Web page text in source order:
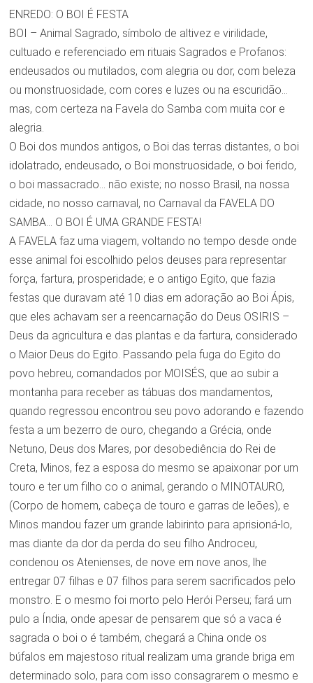
ENREDO: O BOI É FESTA
BOI – Animal Sagrado, símbolo de altivez e virilidade,
cultuado e referenciado em rituais Sagrados e Profanos:
endeusados ou mutilados, com alegria ou dor, com beleza
ou monstruosidade, com cores e luzes ou na escuridão…
mas, com certeza na Favela do Samba com muita cor e
alegria.
O Boi dos mundos antigos, o Boi das terras distantes, o boi
idolatrado, endeusado, o Boi monstruosidade, o boi ferido,
o boi massacrado… não existe; no nosso Brasil, na nossa
cidade, no nosso carnaval, no Carnaval da FAVELA DO
SAMBA… O BOI É UMA GRANDE FESTA!
A FAVELA faz uma viagem, voltando no tempo desde onde
esse animal foi escolhido pelos deuses para representar
força, fartura, prosperidade; e o antigo Egito, que fazia
festas que duravam até 10 dias em adoração ao Boi Ápis,
que eles achavam ser a reencarnação do Deus OSIRIS –
Deus da agricultura e das plantas e da fartura, considerado
o Maior Deus do Egito. Passando pela fuga do Egito do
povo hebreu, comandados por MOISÉS, que ao subir a
montanha para receber as tábuas dos mandamentos,
quando regressou encontrou seu povo adorando e fazendo
festa a um bezerro de ouro, chegando a Grécia, onde
Netuno, Deus dos Mares, por desobediência do Rei de
Creta, Minos, fez a esposa do mesmo se apaixonar por um
touro e ter um filho co o animal, gerando o MINOTAURO,
(Corpo de homem, cabeça de touro e garras de leões), e
Minos mandou fazer um grande labirinto para aprisioná-lo,
mas diante da dor da perda do seu filho Androceu,
condenou os Atenienses, de nove em nove anos, lhe
entregar 07 filhas e 07 filhos para serem sacrificados pelo
monstro. E o mesmo foi morto pelo Herói Perseu; fará um
pulo a Índia, onde apesar de pensarem que só a vaca é
sagrada o boi o é também, chegará a China onde os
búfalos em majestoso ritual realizam uma grande briga em
determinado solo, para com isso consagrarem o mesmo e